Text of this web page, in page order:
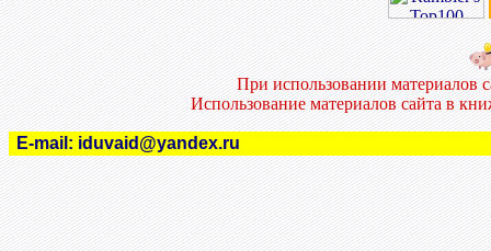
При использовании материалов
Использование материалов сайта в
E-mail: iduvaid@yandex.ru